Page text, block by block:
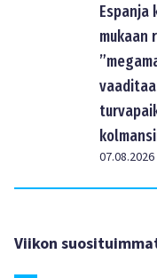
mukaan
07.08.2026
Viikon